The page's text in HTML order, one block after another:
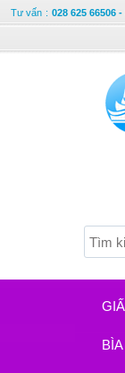
Tư vấn : 028 625 66506 -